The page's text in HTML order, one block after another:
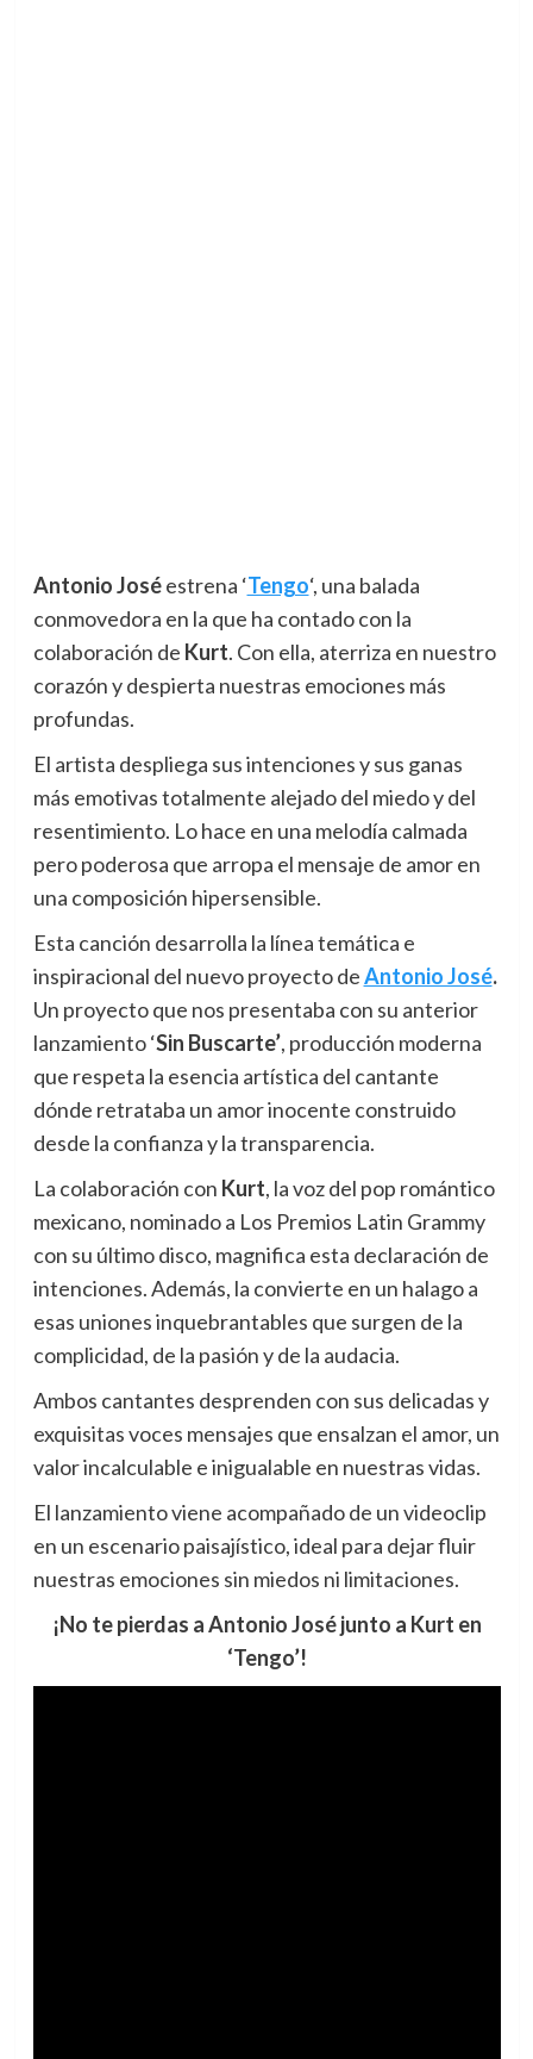
Antonio Joséestrena ‘Tengo‘, una balada
conmovedora en la que ha contado con la
colaboración de Kurt. Con ella, aterriza en nuestro
corazón y despierta nuestras emociones más
profundas.
El artista despliega sus intenciones y sus ganas
más emotivas totalmente alejado del miedo y del
resentimiento. Lo hace en una melodía calmada
pero poderosa que arropa el mensaje de amor en
una composición hipersensible.
Esta canción desarrolla la línea temática e
inspiracional del nuevo proyecto deAntonio José.
Un proyecto que nos presentaba con su anterior
lanzamiento ‘Sin Buscarte’, producción moderna
que respeta la esencia artística del cantante
dónde retrataba un amor inocente construido
desde la confianza y la transparencia.
La colaboración con Kurt, la voz del pop romántico
mexicano, nominado a Los Premios Latin Grammy
con su último disco, magnifica esta declaración de
intenciones. Además, la convierte en un halago a
esas uniones inquebrantables que surgen de la
complicidad, de la pasión y de la audacia.
Ambos cantantes desprenden con sus delicadas y
exquisitas voces mensajes que ensalzan el amor, un
valor incalculable e inigualable en nuestras vidas.
El lanzamiento viene acompañado de un videoclip
en un escenario paisajístico, ideal para dejar fluir
nuestras emociones sin miedos ni limitaciones.
¡No te pierdas a Antonio José junto a Kurt en
‘Tengo’!